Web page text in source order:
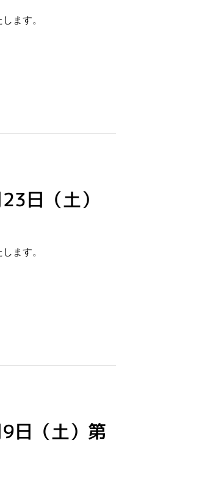
ます。
日（土）
ます。
日（土）第